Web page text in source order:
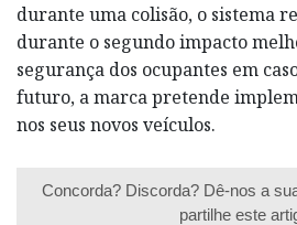
durante uma colisão, o sistema
durante o segundo impacto
segurança dos ocupantes em
futuro, a marca pretende
nos seus novos veículos.
Concorda? Discorda? Dê-nos a
partilhe este